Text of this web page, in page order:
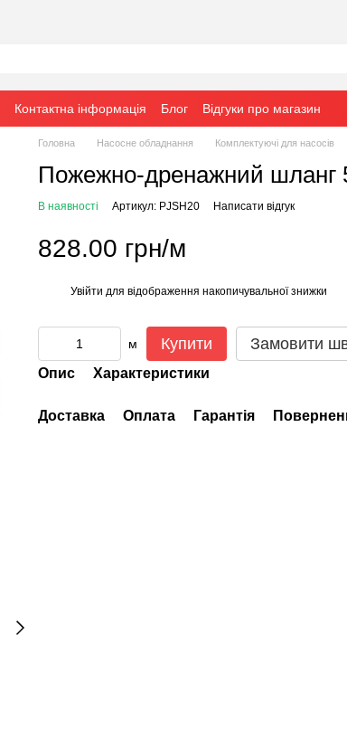
Контактна інформація Блог Відгуки про магазин
Головна Насосне обладнання Комплектуючі для насосів
Пожежно-дренажний шланг
В наявності Артикул: PJSH20 Написати відгук
828.00 грн/м
Увійти для відображення накопичувальної знижки
м Купити Замовити
Опис Характеристики
Доставка Оплата Гарантія